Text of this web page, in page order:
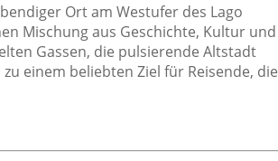
Innenstadtlage
Ort am Westufer des Lago
Mischung aus Geschichte, Kultur und
Gassen, die pulsierende Altstadt
einem beliebten Ziel für Reisende, die